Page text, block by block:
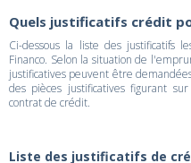
Quels justificatifs crédit
Ci-dessous la liste des justificatifs
Financo. Selon la situation de
justificatives peuvent être
des pièces justificatives figurant
contrat de crédit.
Liste des justificatifs de